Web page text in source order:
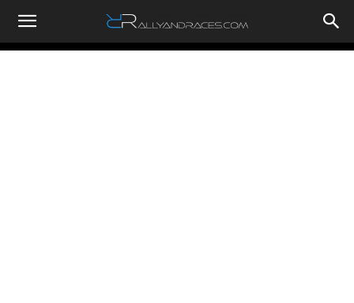
RallyandRaces.com